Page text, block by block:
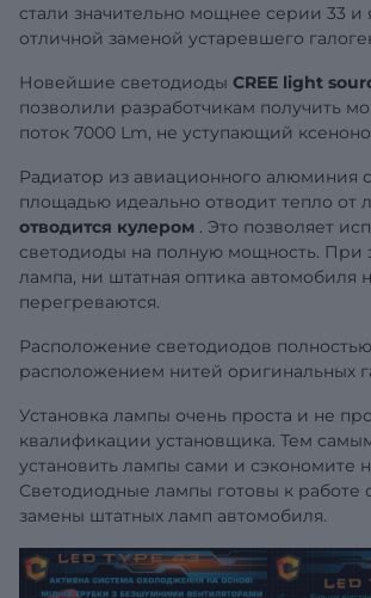
стали значительно мощнее серии 33 и
отличной заменой устаревшего
Новейшие светодиоды CREE light
позволили разработчикам получить
поток 7000 Lm, не уступающий
Радиатор из авиационного алюминия
площадью идеально отводит тепло от
отводится кулером . Это позволяет
светодиоды на полную мощность. При
лампа, ни штатная оптика автомобиля
перегреваются.
Расположение светодиодов
расположением нитей оригинальных
Установка лампы очень проста и не
квалификации установщика. Тем
установить лампы сами и сэкономите
Светодиодные лампы готовы к работе
замены штатных ламп автомобиля.